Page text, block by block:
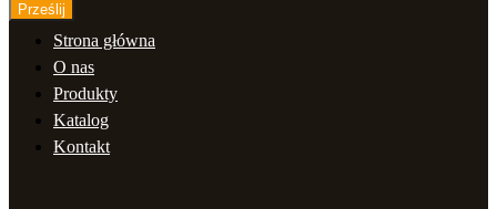
Prześlij
Strona główna
O nas
Produkty
Katalog
Kontakt